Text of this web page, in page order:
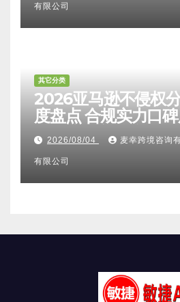
有限公司
其它分类
2026亚马逊不侵权
度盘点 合规实力口
附跨境卖家避坑FAQ
2026/08/04 麦幸跨境咨询
有限公司